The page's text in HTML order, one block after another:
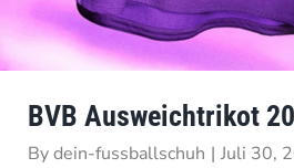
BVB Ausweichtrikot
Bydein-fussballschuh | Juli 30,